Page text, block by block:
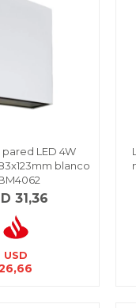
LED 4W
blanco
31,36
USD